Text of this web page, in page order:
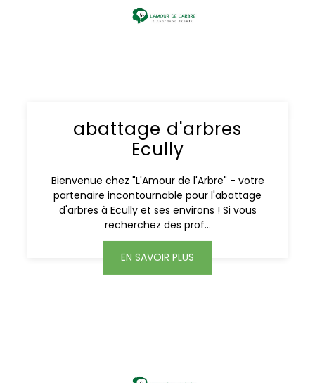
abattage d'arbres
Ecully
Bienvenue chez "L'Amour de l'Arbre" - votre
partenaire incontournable pour l'abattage
d'arbres à Ecully et ses environs ! Si vous
recherchez des prof...
EN SAVOIR PLUS